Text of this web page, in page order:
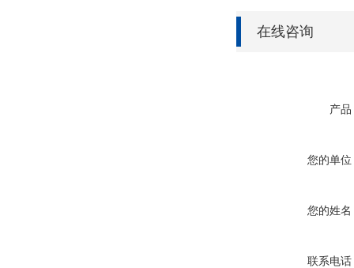
在线咨询
产品
您的单位
您的姓名
联系电话